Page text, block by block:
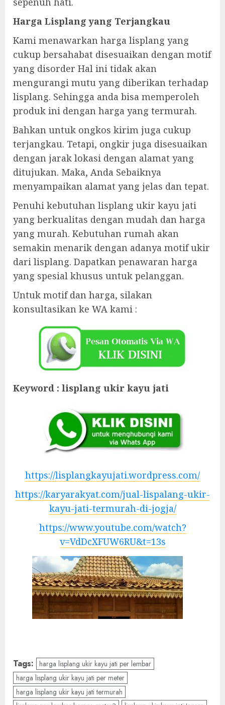
Harga Lisplang yang Terjangkau
Kami menawarkan harga lisplang yang
cukup bersahabat disesuaikan dengan motif
yang disorder Hal ini tidak akan
mengurangi mutu yang diberikan terhadap
lisplang. Sehingga anda bisa memperoleh
produk ini dengan harga yang termurah.
Bahkan untuk ongkos kirim juga cukup
terjangkau. Tetapi, ongkir juga disesuaikan
dengan jarak lokasi dengan alamat yang
ditujukan. Maka, Anda Sebaiknya
menyampaikan alamat yang jelas dan tepat.
Penuhi kebutuhan lisplang ukir kayu jati
yang berkualitas dengan mudah dan harga
yang murah. Kebutuhan rumah akan
semakin menarik dengan adanya motif ukir
dari lisplang. Dapatkan penawaran harga
yang spesial khusus untuk pelanggan.
Untuk motif dan harga, silakan
konsultasikan ke WA kami :
Keyword : lisplang ukir kayu jati
https://lisplangkayujati.wordpress.com/
https://karyarakyat.com/jual-lispalang-ukir-
kayu-jati-termurah-di-jogja/
https://www.youtube.com/watch?
v=VdDcXFUW6RU&t=13s
Tags: harga lisplang ukir kayu jati per lembar
harga lisplang ukir kayu jati per meter
harga lisplang ukir kayu jati termurah